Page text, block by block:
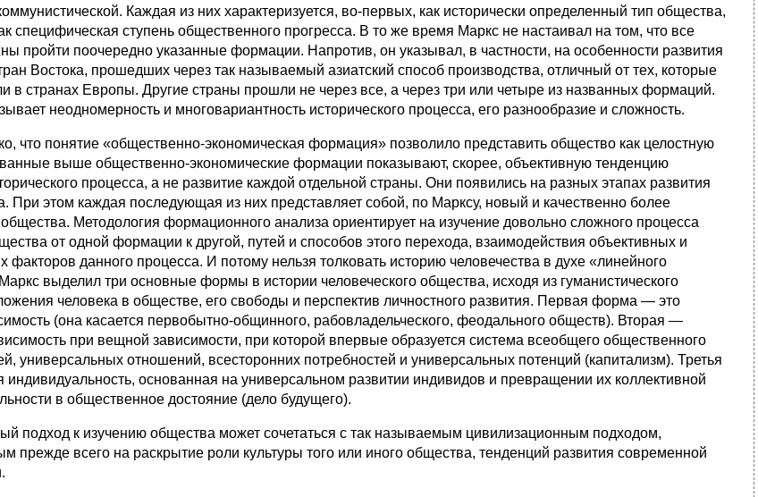
Каждая из них характеризуется, во-первых, как исторически определенный тип общества,
специфическая ступень общественного прогресса. В то же время Маркс не настаивал на том, что все
пройти поочередно указанные формации. Напротив, он указывал, в частности, на особенности развития
Востока, прошедших через так называемый азиатский способ производства, отличный от тех, которые
в странах Европы. Другие страны прошли не через все, а через три или четыре из названных формаций.
неодномерность и многовариантность исторического процесса, его разнообразие и сложность.
что понятие «общественно-экономическая формация» позволило представить общество как целостную
выше общественно-экономические формации показывают, скорее, объективную тенденцию
процесса, а не развитие каждой отдельной страны. Они появились на разных этапах развития
При этом каждая последующая из них представляет собой, по Марксу, новый и качественно более
Методология формационного анализа ориентирует на изучение довольно сложного процесса
от одной формации к другой, путей и способов этого перехода, взаимодействия объективных и
факторов данного процесса. И потому нельзя толковать историю человечества в духе «линейного
выделил три основные формы в истории человеческого общества, исходя из гуманистического
человека в обществе, его свободы и перспектив личностного развития. Первая форма — это
(она касается первобытно-общинного, рабовладельческого, феодального обществ). Вторая —
при вещной зависимости, при которой впервые образуется система всеобщего общественного
универсальных отношений, всесторонних потребностей и универсальных потенций (капитализм). Третья
основанная на универсальном развитии индивидов и превращении их коллективной
в общественное достояние (дело будущего).
подход к изучению общества может сочетаться с так называемым цивилизационным подходом,
прежде всего на раскрытие роли культуры того или иного общества, тенденций развития современной